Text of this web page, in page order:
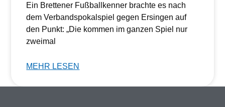
Ein Brettener Fußballkenner brachte es nach
dem Verbandspokalspiel gegen Ersingen auf
den Punkt: „Die kommen im ganzen Spiel nur
zweimal
MEHR LESEN